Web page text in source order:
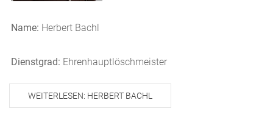
Name: Herbert Bachl
Dienstgrad: Ehrenhauptlöschmeister
WEITERLESEN: HERBERT BACHL